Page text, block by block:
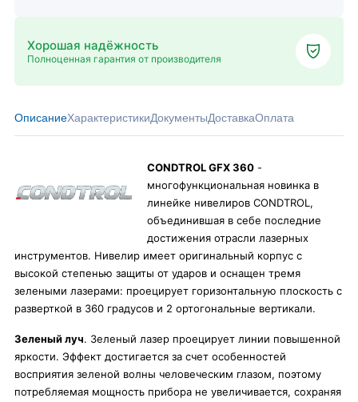
Хорошая надёжность
Полноценная гарантия от производителя
ОписаниеХарактеристикиДокументыДоставкаОплата
CONDTROL GFX 360 -
многофункциональная новинка в
линейке нивелиров CONDTROL,
объединившая в себе последние
достижения отрасли лазерных
инструментов. Нивелир имеет оригинальный корпус с
высокой степенью защиты от ударов и оснащен тремя
зелеными лазерами: проецирует горизонтальную плоскость с
разверткой в 360 градусов и 2 ортогональные вертикали.
Зеленый луч. Зеленый лазер проецирует линии повышенной
яркости. Эффект достигается за счет особенностей
восприятия зеленой волны человеческим глазом, поэтому
потребляемая мощность прибора не увеличивается, сохраняя